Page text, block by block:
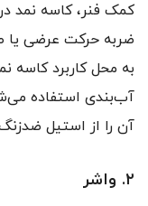
کمک فنر، کاسه نمد
ضربه حرکت عرضی یا
به محل کاربرد کاسه
آب‌بندی استفاده
آن را از استیل
۲. واشر